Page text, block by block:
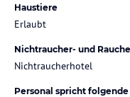
Haustiere
Erlaubt
Nichtraucher- und
Nichtraucherhotel
Personal spricht folgende